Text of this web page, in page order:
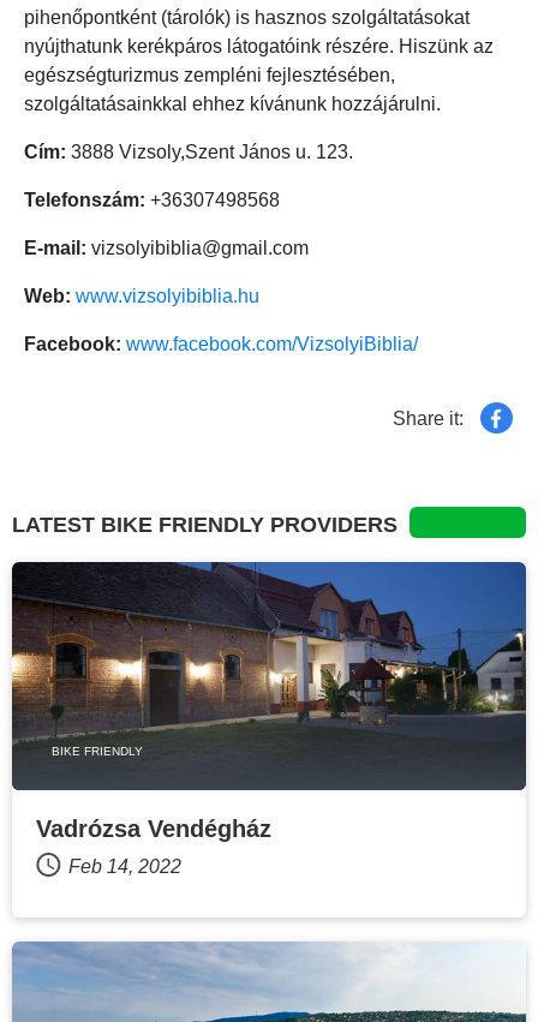
pihenőpontként (tárolók) is hasznos szolgáltatásokat
nyújthatunk kerékpáros látogatóink részére. Hiszünk az
egészségturizmus zempléni fejlesztésében,
szolgáltatásainkkal ehhez kívánunk hozzájárulni.
Cím: 3888 Vizsoly,Szent János u. 123.
Telefonszám: +36307498568
E-mail: vizsolyibiblia@gmail.com
Web: www.vizsolyibiblia.hu
Facebook: www.facebook.com/VizsolyiBiblia/
Share it:
LATEST BIKE FRIENDLY PROVIDERS
BIKE FRIENDLY
Vadrózsa Vendégház
Feb 14, 2022